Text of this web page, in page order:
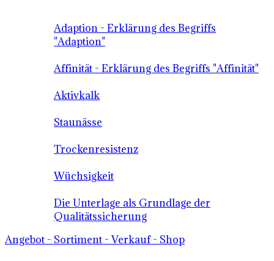
Adaption - Erklärung des Begriffs
"Adaption"
Affinität - Erklärung des Begriffs "Affinität"
Aktivkalk
Staunässe
Trockenresistenz
Wüchsigkeit
Die Unterlage als Grundlage der
Qualitätssicherung
Angebot - Sortiment - Verkauf - Shop